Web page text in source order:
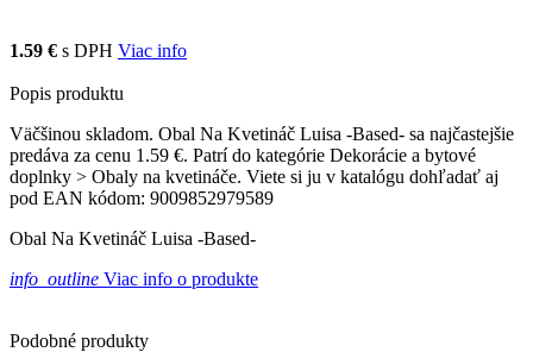
1.59 € s DPH Viac info
Popis produktu
Väčšinou skladom. Obal Na Kvetináč Luisa -Based- sa najčastejšie
predáva za cenu 1.59 €. Patrí do kategórie Dekorácie a bytové
doplnky > Obaly na kvetináče. Viete si ju v katalógu dohľadať aj
pod EAN kódom: 9009852979589
Obal Na Kvetináč Luisa -Based-
info_outline Viac info o produkte
Podobné produkty